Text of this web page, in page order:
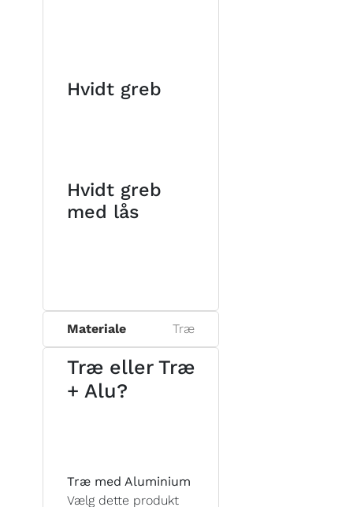
Hvidt greb
Hvidt greb
med lås
Materiale Træ
Træ eller Træ
+ Alu?
Træ med Aluminium
Vælg dette produkt